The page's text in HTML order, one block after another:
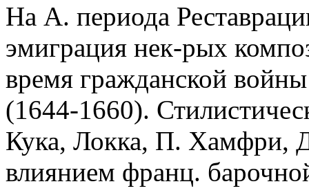
На А. периода
эмиграция нек-рых
время гражданской
(1644-1660).
Кука, Локка, П. Хамфри,
влиянием франц.